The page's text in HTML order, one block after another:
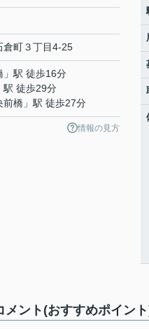
倉町３丁目4-25
」駅 徒歩16分
駅 徒歩29分
前橋 」駅 徒歩27分
情報の見方
ント(おすすめポイン